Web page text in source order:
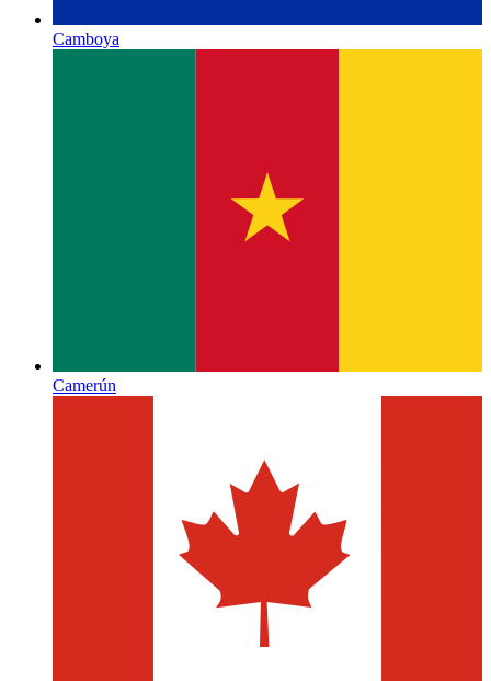
Camboya
Camerún